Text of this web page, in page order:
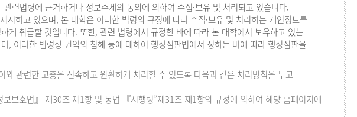
련법령에 근거하거나 정보주체의 동의에 의하여 수집·보유 및 처리되고 있습니다.
시하고 있으며, 본 대학은 이러한 법령의 규정에 따라 수집·보유 및 처리하는 개인정보를
게 취급할 것입니다. 또한, 관련 법령에서 규정한 바에 따라 본 대학에서 보유하고 있는
, 이러한 법령상 권익의 침해 등에 대하여 행정심판법에서 정하는 바에 따라 행정심판을
관련한 고충을 신속하고 원활하게 처리할 수 있도록 다음과 같은 처리방침을 두고
보호법』 제30조 제1항 및 동법 『시행령”제31조 제1항의 규정에 의하여 해당 홈페이지에